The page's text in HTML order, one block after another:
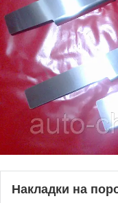
Накладки на